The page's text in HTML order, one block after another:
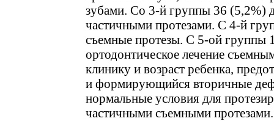
зубами. Со 3-й группы 36 (5,2%)
частичными протезами. С 4-й
съемные протезы. С 5-ой группы
ортодонтическое лечение
клинику и возраст ребенка,
и формирующийся вторичные
нормальные условия для
частичными съемными протезами.